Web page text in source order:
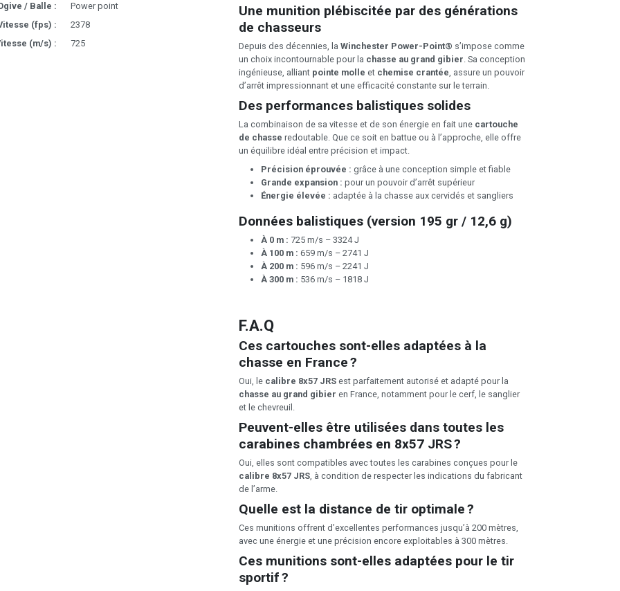
/ Balle :
Power point
(fps) :
2378
(m/s) :
725
Une munition plébiscitée par des générations
de chasseurs
Depuis des décennies, la Winchester Power-Point® s’impose comme
un choix incontournable pour la chasse au grand gibier. Sa conception
ingénieuse, alliant pointe molle et chemise crantée, assure un pouvoir
d’arrêt impressionnant et une efficacité constante sur le terrain.
Des performances balistiques solides
La combinaison de sa vitesse et de son énergie en fait une cartouche
de chasse redoutable. Que ce soit en battue ou à l’approche, elle offre
un équilibre idéal entre précision et impact.
Précision éprouvée : grâce à une conception simple et fiable
Grande expansion : pour un pouvoir d’arrêt supérieur
Énergie élevée : adaptée à la chasse aux cervidés et sangliers
Données balistiques (version 195 gr / 12,6 g)
À 0 m : 725 m/s – 3324 J
À 100 m : 659 m/s – 2741 J
À 200 m : 596 m/s – 2241 J
À 300 m : 536 m/s – 1818 J
F.A.Q
Ces cartouches sont-elles adaptées à la
chasse en France ?
Oui, le calibre 8x57 JRS est parfaitement autorisé et adapté pour la
chasse au grand gibier en France, notamment pour le cerf, le sanglier
et le chevreuil.
Peuvent-elles être utilisées dans toutes les
carabines chambrées en 8x57 JRS ?
Oui, elles sont compatibles avec toutes les carabines conçues pour le
calibre 8x57 JRS , à condition de respecter les indications du fabricant
de l’arme.
Quelle est la distance de tir optimale ?
Ces munitions offrent d’excellentes performances jusqu’à 200 mètres,
avec une énergie et une précision encore exploitables à 300 mètres.
Ces munitions sont-elles adaptées pour le tir
sportif ?